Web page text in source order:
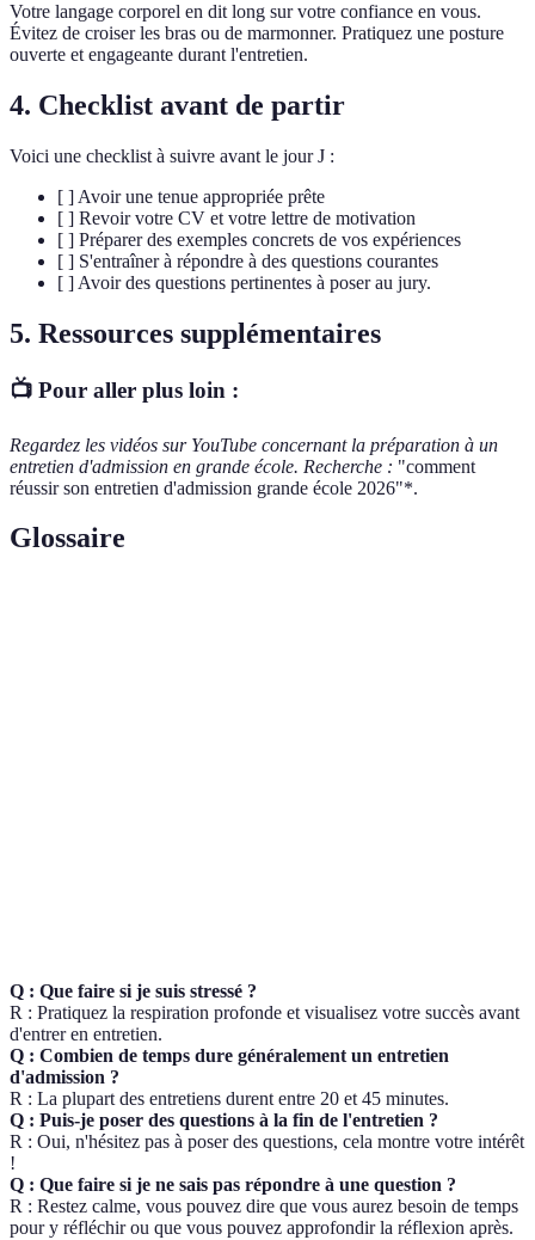
Votre langage corporel en dit long sur votre confiance en vous.
Évitez de croiser les bras ou de marmonner. Pratiquez une posture
ouverte et engageante durant l'entretien.
4. Checklist avant de partir
Voici une checklist à suivre avant le jour J :
[ ] Avoir une tenue appropriée prête
[ ] Revoir votre CV et votre lettre de motivation
[ ] Préparer des exemples concrets de vos expériences
[ ] S'entraîner à répondre à des questions courantes
[ ] Avoir des questions pertinentes à poser au jury.
5. Ressources supplémentaires
📺 Pour aller plus loin :
Regardez les vidéos sur YouTube concernant la préparation à un
entretien d'admission en grande école. Recherche : "comment
réussir son entretien d'admission grande école 2026"*.
Glossaire
Q : Que faire si je suis stressé ?
R : Pratiquez la respiration profonde et visualisez votre succès avant
d'entrer en entretien.
Q : Combien de temps dure généralement un entretien
d'admission ?
R : La plupart des entretiens durent entre 20 et 45 minutes.
Q : Puis-je poser des questions à la fin de l'entretien ?
R : Oui, n'hésitez pas à poser des questions, cela montre votre intérêt
!
Q : Que faire si je ne sais pas répondre à une question ?
R : Restez calme, vous pouvez dire que vous aurez besoin de temps
pour y réfléchir ou que vous pouvez approfondir la réflexion après.